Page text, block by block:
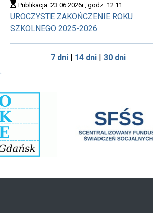
Publikacja: 23.06.2026r., godz. 12:11
UROCZYSTE ZAKOŃCZENIE ROKU
SZKOLNEGO 2025-2026
7 dni| 14 dni| 30 dni